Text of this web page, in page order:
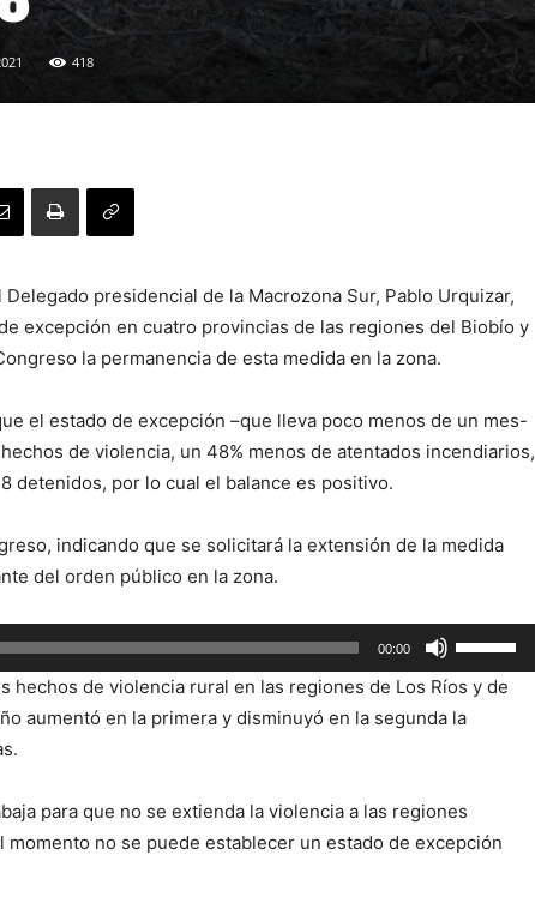
418
presidencial de la Macrozona Sur, Pablo Urquizar,
excepción en cuatro provincias de las regiones del Biobío y
la permanencia de esta medida en la zona.
el estado de excepción –que lleva poco menos de un mes-
de violencia, un 48% menos de atentados incendiarios,
detenidos, por lo cual el balance es positivo.
indicando que se solicitará la extensión de la medida
del orden público en la zona.
00:00
las
teclas
de
para
aumentar
hechos de violencia rural en las regiones de Los Ríos y de
aumentó en la primera y disminuyó en la segunda la
para que no se extienda la violencia a las regiones
momento no se puede establecer un estado de excepción